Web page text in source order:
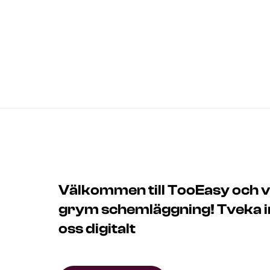
Välkommen till TooEasy och
grym schemläggning! Tveka
oss digitalt